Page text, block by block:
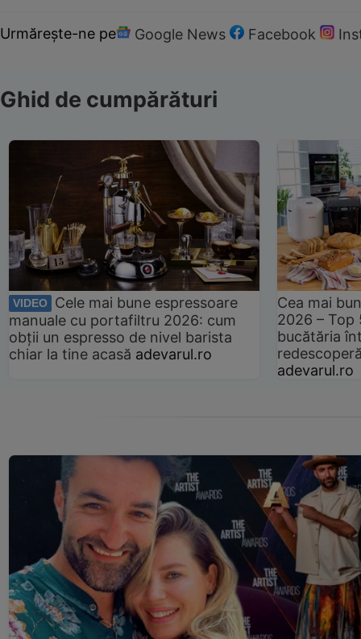
Urmărește-ne pe Google News Facebook
Ghid de cumpărături
VIDEO
Cele mai bune espressoare
manuale cu portafiltru 2026: cum
obții un espresso de nivel barista
chiar la tine acasă adevarul.ro
Cea mai
2026 –
bucătăria
adevarul.ro